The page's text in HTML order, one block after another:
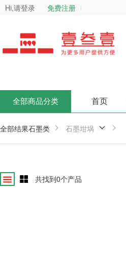
Hi,请登录 免费注册
全部商品分类 首页
全部结果石墨类 石墨坩埚
共找到0个产品